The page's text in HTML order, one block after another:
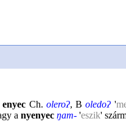
enyec Ch. oleroʔ, Boledoʔ '
a nyenyec ŋam- 'eszik'